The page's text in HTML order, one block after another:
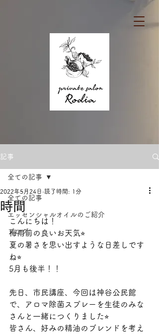
記事
全ての記事
エッセンシャルオイルのご紹介
ブログ
全ての記事
時間
2022年5月24日 読了時間: 1分
こんにちは！
梅雨前の良いお天気⭐︎
夏の暑さを思い出すような日差しです
ね⭐︎
5月も後半！！
先日、市民講座、今回は神谷公民館
で、アロマ除菌スプレーを生徒のみな
さんと一緒につくりました⭐︎
皆さん、好みの精油のブレンドを考え